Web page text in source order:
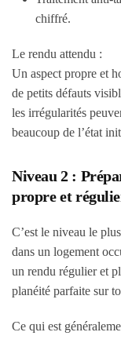
chiffré.
Le rendu attendu :
Un aspect propre et
de petits défauts
les irrégularités
beaucoup de l’état
Niveau 2 :
propre et
C’est le niveau le
dans un logement
un rendu régulier et
planéité parfaite sur
Ce qui est